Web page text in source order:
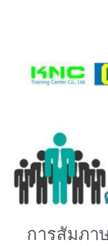
การสัมภา